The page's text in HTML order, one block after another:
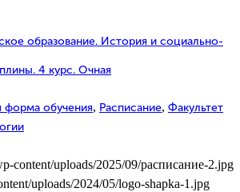
образование. История и социально-
4 курс. Очная
форма обучения, Расписание, Факультет
content/uploads/2025/09/расписание-2.jpg
uploads/2024/05/logo-shapka-1.jpg